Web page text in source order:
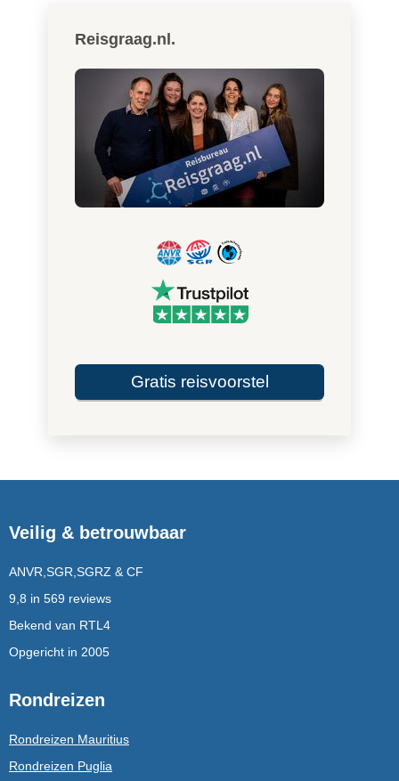
Reisgraag.nl.
Gratis reisvoorstel
Veilig & betrouwbaar
ANVR,SGR,SGRZ & CF
9,8 in 569 reviews
Bekend van RTL4
Opgericht in 2005
Rondreizen
Rondreizen Mauritius
Rondreizen Puglia